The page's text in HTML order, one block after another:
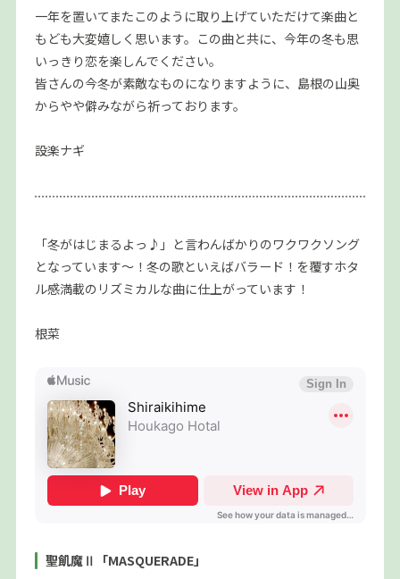
一年を置いてまたこのように取り上げていただけて楽曲と
もども大変嬉しく思います。この曲と共に、今年の冬も思
いっきり恋を楽しんでください。
皆さんの今冬が素敵なものになりますように、島根の山奥
からやや僻みながら祈っております。
設楽ナギ
「冬がはじまるよっ♪」と言わんばかりのワクワクソング
となっています〜！冬の歌といえばバラード！を覆すホタ
ル感満載のリズミカルな曲に仕上がっています！
根菜
聖飢魔Ⅱ「MASQUERADE」